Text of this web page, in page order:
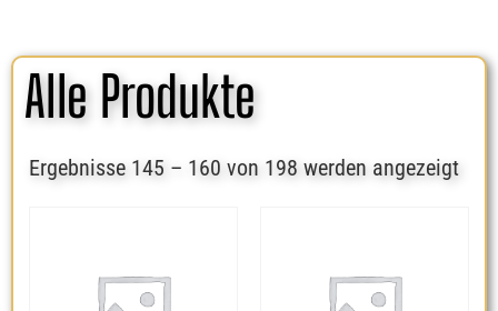
Alle Produkte
Ergebnisse 145 – 160 von 198 werden angezeigt